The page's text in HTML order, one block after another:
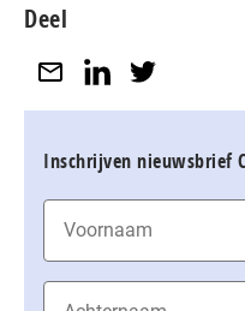
Deel
Inschrijven nieuwsbrief